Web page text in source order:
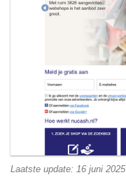
Laatste update: 16 juni 2025